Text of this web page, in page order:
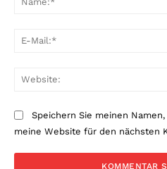
Speichern Sie meinen
meine Website für den nächsten